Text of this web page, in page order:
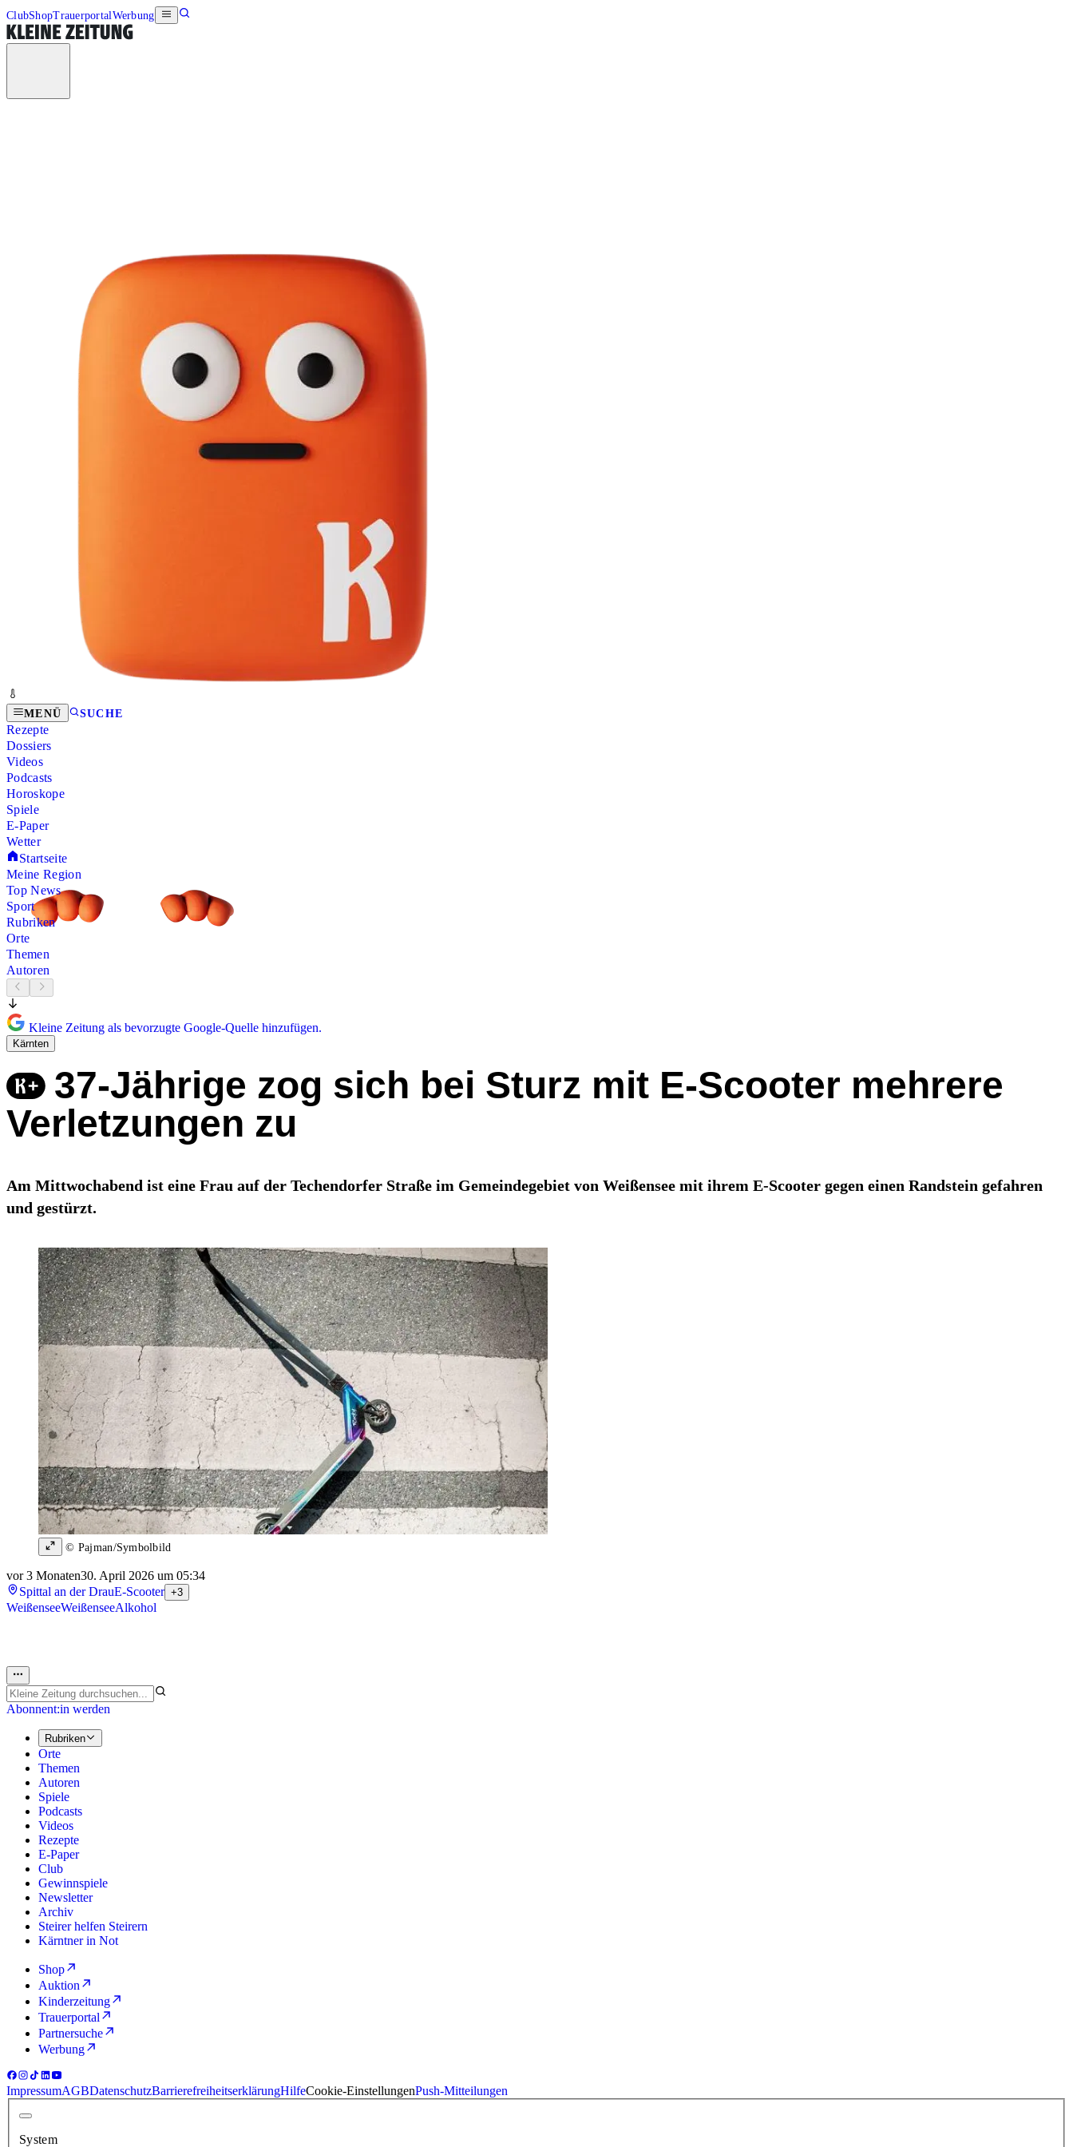
ClubShopTrauerportalWerbung
MENÜ SUCHE
Rezepte
Dossiers
Videos
Podcasts
Horoskope
Spiele
E-Paper
Wetter
Startseite
Meine Region
Top News
Sport
Rubriken
Orte
Themen
Autoren
Kleine Zeitung als bevorzugte Google-Quelle hinzufügen.
Kärnten
37-Jährige zog sich bei Sturz mit E-Scooter mehrere
Verletzungen zu
Am Mittwochabend ist eine Frau auf der Techendorfer Straße im Gemeindegebiet von Weißensee mit ihrem E-Scooter gegen einen Randstein gefahren
und gestürzt.
© Pajman/Symbolbild
vor 3 Monaten30. April 2026 um 05:34
Spittal an der DrauE-Scooter +3
WeißenseeWeißenseeAlkohol
Abonnent:in werden
Rubriken
Orte
Themen
Autoren
Spiele
Podcasts
Videos
Rezepte
E-Paper
Club
Gewinnspiele
Newsletter
Archiv
Steirer helfen Steirern
Kärntner in Not
Shop
Auktion
Kinderzeitung
Trauerportal
Partnersuche
Werbung
ImpressumAGBDatenschutzBarrierefreiheitserklärungHilfeCookie-EinstellungenPush-Mitteilungen
System